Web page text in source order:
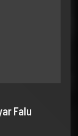
Falu